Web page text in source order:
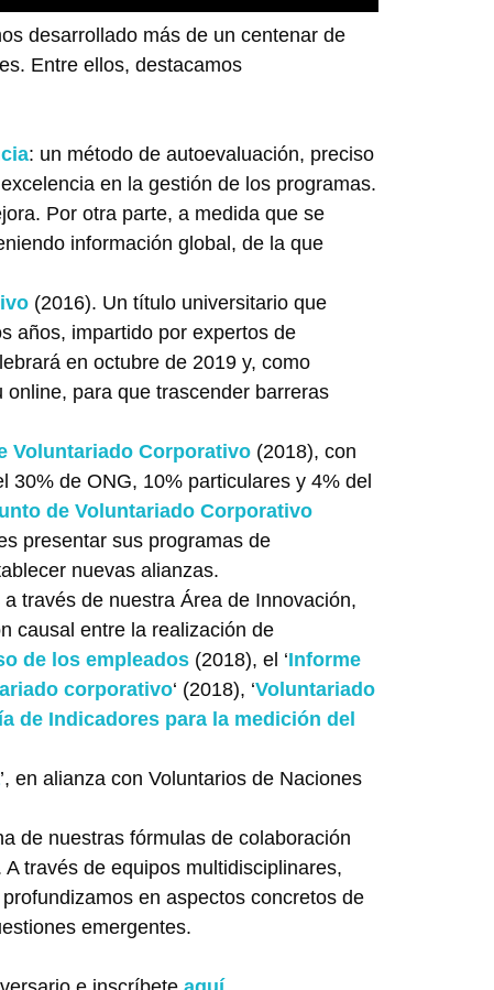
desarrollado más de un centenar de
Entre ellos, destacamos
: un método de autoevaluación, preciso
en la gestión de los programas.
Por otra parte, a medida que se
información global, de la que
(2016). Un título universitario que
años, impartido por expertos de
en octubre de 2019 y, como
para que trascender barreras
Voluntariado Corporativo (2018), con
30% de ONG, 10% particulares y 4% del
de Voluntariado Corporativo
presentar sus programas de
nuevas alianzas.
través de nuestra Área de Innovación,
causal entre la realización de
de los empleados (2018), el ‘Informe
corporativo‘ (2018), ‘Voluntariado
de Indicadores para la medición del
’, en alianza con Voluntarios de Naciones
de nuestras fórmulas de colaboración
través de equipos multidisciplinares,
en aspectos concretos de
emergentes.